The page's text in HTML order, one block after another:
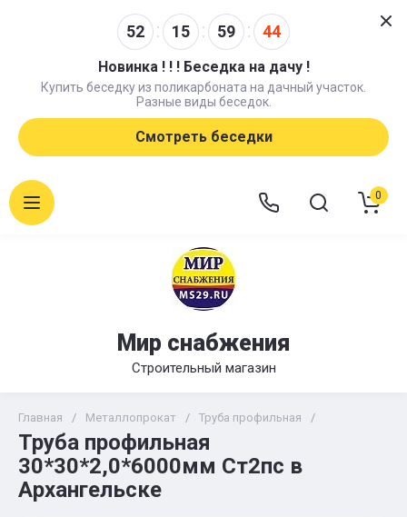
52 15 59 44
Новинка ! ! ! Беседка на дачу !
Купить беседку из поликарбоната на дачный участок.
Разные виды беседок.
Смотреть беседки
Мир снабжения
Строительный магазин
0
Главная / Металлопрокат / Труба профильная /
Труба профильная
30*30*2,0*6000мм Ст2пс в
Архангельске